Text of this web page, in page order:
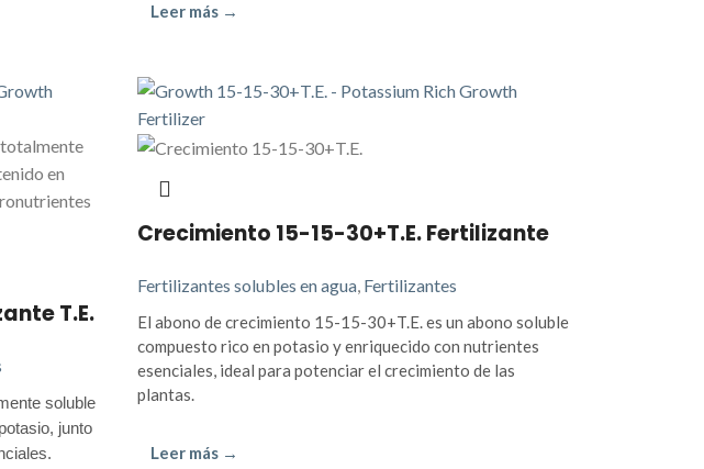
Leer más →
T.E.
soluble
junto
Crecimiento 15-15-30+T.E. Fertilizante
Fertilizantes solubles en agua, Fertilizantes
El abono de crecimiento 15-15-30+T.E. es un abono soluble
compuesto rico en potasio y enriquecido con nutrientes
esenciales, ideal para potenciar el crecimiento de las
plantas.
Leer más →